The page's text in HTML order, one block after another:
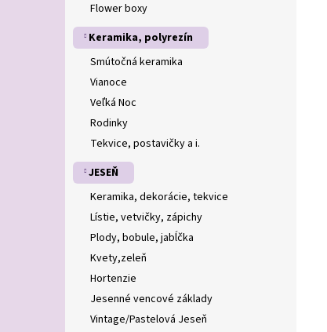
Flower boxy
Keramika, polyrezín
Smútočná keramika
Vianoce
Veľká Noc
Rodinky
Tekvice, postavičky a i.
JESEŇ
Keramika, dekorácie, tekvice
Lístie, vetvičky, zápichy
Plody, bobule, jabĺčka
Kvety,zeleň
Hortenzie
Jesenné vencové základy
Vintage/Pastelová Jeseň